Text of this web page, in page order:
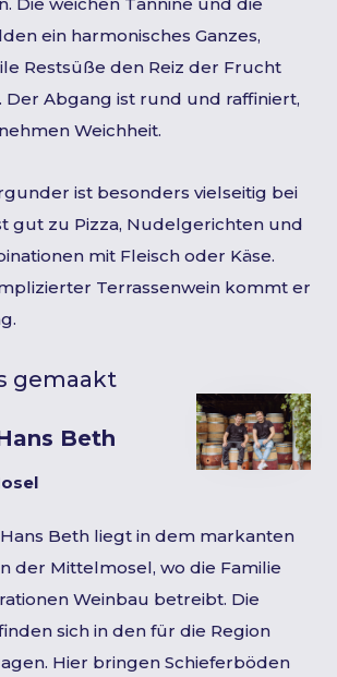
ein harmonisches Ganzes,
Restsüße den Reiz der Frucht
Der Abgang ist rund und raffiniert,
Weichheit.
ist besonders vielseitig bei
gut zu Pizza, Nudelgerichten und
mit Fleisch oder Käse.
Terrassenwein kommt er
gemaakt
Beth
Beth liegt in dem markanten
der Mittelmosel, wo die Familie
Weinbau betreibt. Die
sich in den für die Region
Hier bringen Schieferböden